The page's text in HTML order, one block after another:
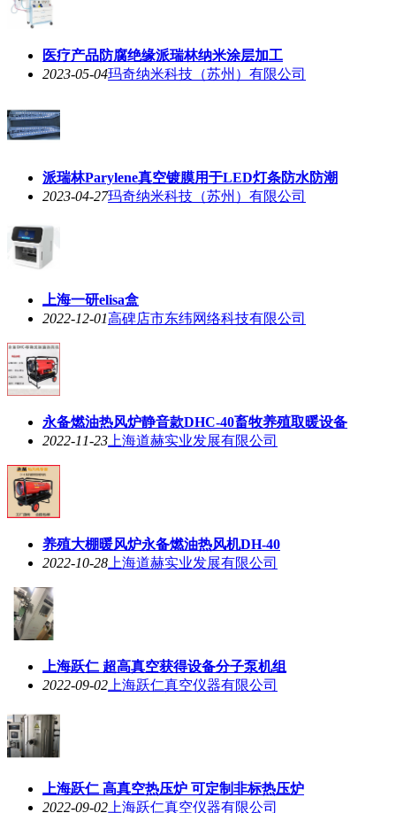
医疗产品防腐绝缘派瑞林纳米涂层加工
2023-05-04玛奇纳米科技（苏州）有限公司
派瑞林Parylene真空镀膜用于LED灯条防水防潮
2023-04-27玛奇纳米科技（苏州）有限公司
上海一研elisa盒
2022-12-01高碑店市东纬网络科技有限公司
永备燃油热风炉静音款DHC-40畜牧养殖取暖设备
2022-11-23 上海道赫实业发展有限公司
养殖大棚暖风炉永备燃油热风机DH-40
2022-10-28 上海道赫实业发展有限公司
上海跃仁 超高真空获得设备分子泵机组
2022-09-02 上海跃仁真空仪器有限公司
上海跃仁 高真空热压炉 可定制非标热压炉
2022-09-02 上海跃仁真空仪器有限公司